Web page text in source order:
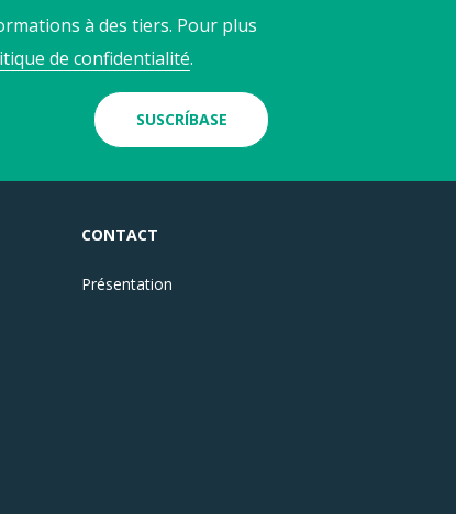
à des tiers. Pour plus
de confidentialité.
SUSCRÍBASE
CONTACT
Présentation